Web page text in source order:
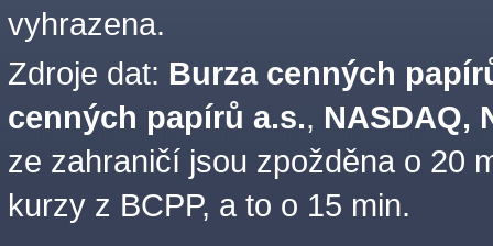
vyhrazena.
Zdroje dat: Burza cenných
cenných papírů a.s., NASDAQ,
ze zahraničí jsou zpožděna o 20
kurzy z BCPP, a to o 15 min.